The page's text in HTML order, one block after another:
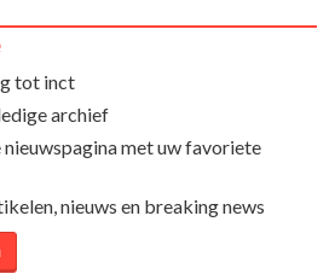
tot inct
archief
met uw favoriete
nieuws en breaking news